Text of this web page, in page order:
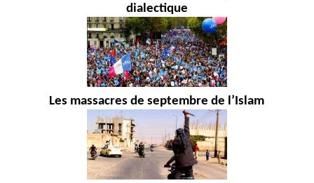
dialectique
Les massacres de septembre de l’Islam